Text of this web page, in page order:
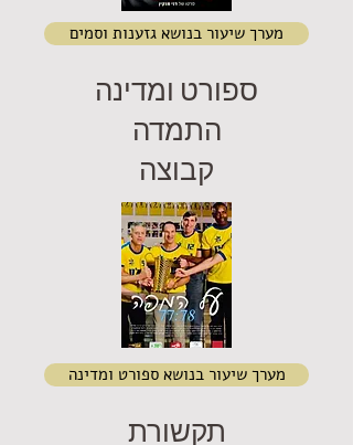
מערך שיעור בנושא גזענות וסמים
ספורט ומדינה
התמדה
קבוצה
מערך שיעור בנושא ספורט ומדינה
תקשורת